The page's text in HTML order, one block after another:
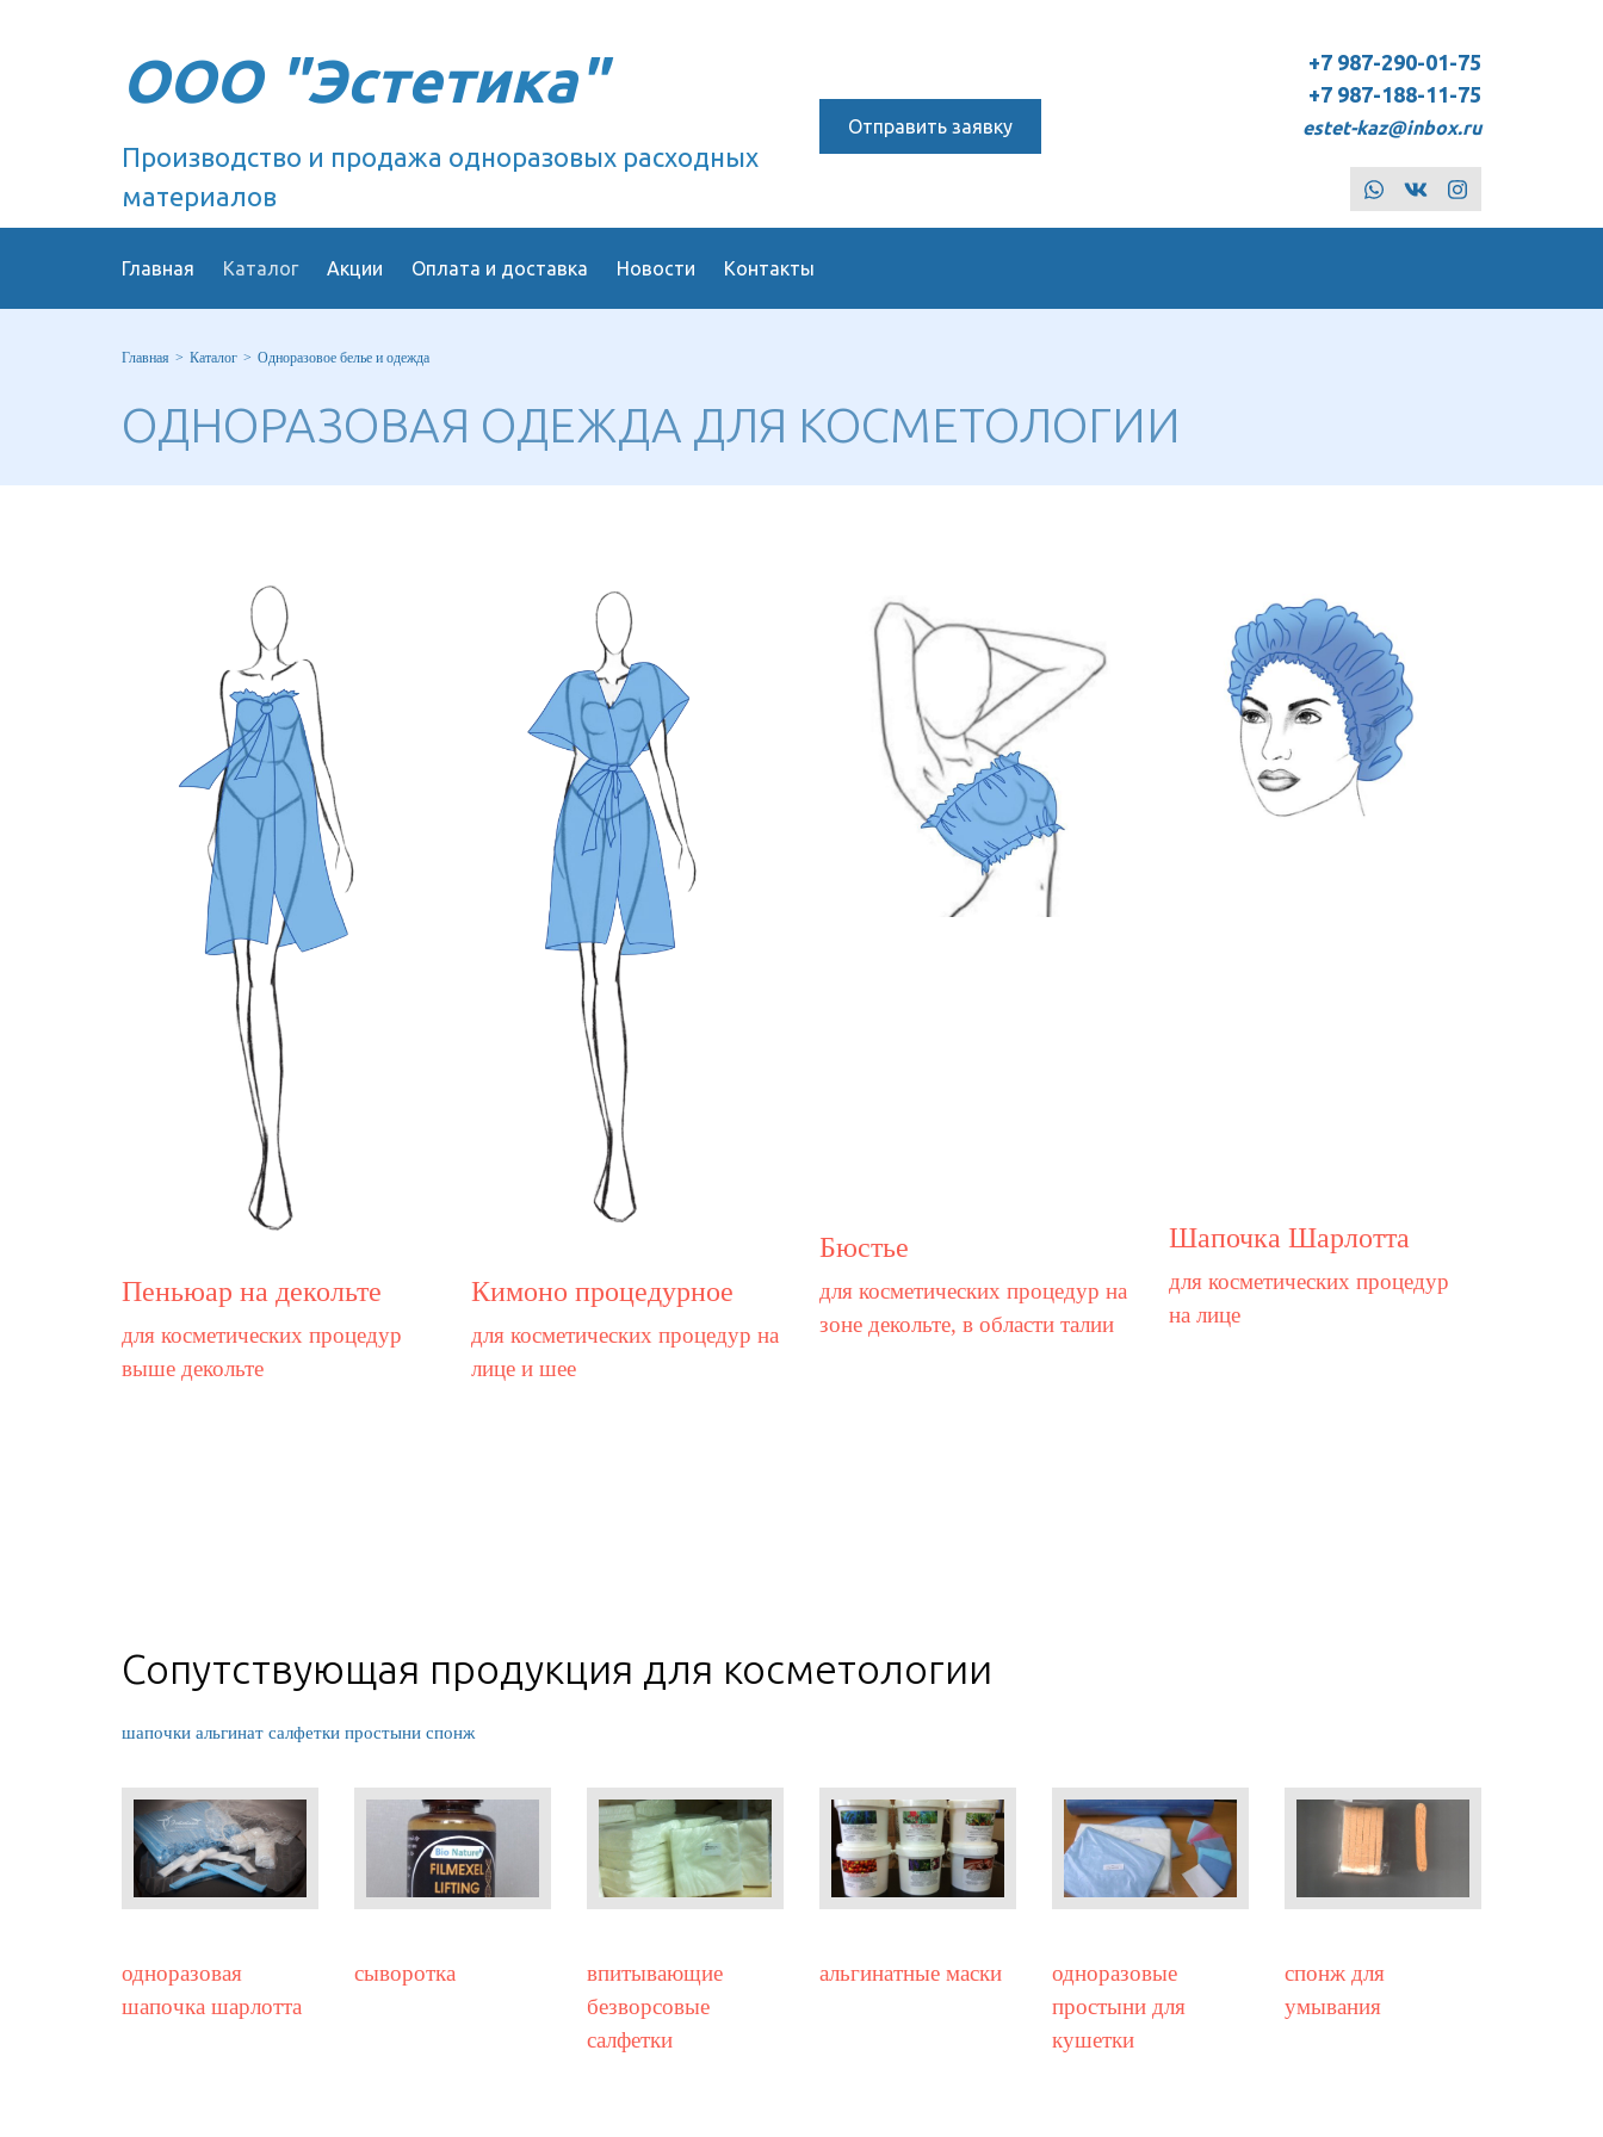
ООО "Эстетика"
Производство и продажа одноразовых расходных
материалов
Отправить заявку
+7 987-290-01-75
+7 987-188-11-75
estet-kaz@inbox.ru
whatsapp
vk instagram
Главная Каталог Акции Оплата и доставка Новости Контакты
Главная Каталог Одноразовое белье и одежда
ОДНОРАЗОВАЯ ОДЕЖДА ДЛЯ КОСМЕТОЛОГИИ
Пеньюар на декольте
для косметических процедур
выше декольте
Кимоно процедурное
для косметических процедур на
лице и шее
Бюстье
для косметических процедур на
зоне декольте, в области талии
Шапочка Шарлотта
для косметических процедур
на лице
Сопутствующая продукция для косметологии
шапочки альгинат салфетки простыни спонж
одноразовая
шапочка шарлотта
сыворотка
впитывающие
безворсовые
салфетки
альгинатные маски
одноразовые
простыни для
кушетки
спонж для
умывания